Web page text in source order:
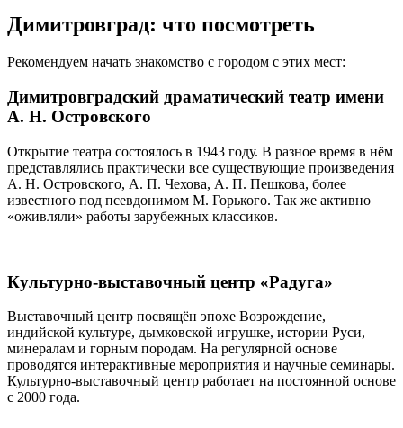
Димитровград: что посмотреть
Рекомендуем начать знакомство с городом с этих мест:
Димитровградский драматический театр имени
А. Н. Островского
Открытие театра состоялось в 1943 году. В разное время в нём
представлялись практически все существующие произведения
А. Н. Островского, А. П. Чехова, А. П. Пешкова, более
известного под псевдонимом М. Горького. Так же активно
«оживляли» работы зарубежных классиков.
Культурно-выставочный центр «Радуга»
Выставочный центр посвящён эпохе Возрождение,
индийской культуре, дымковской игрушке, истории Руси,
минералам и горным породам. На регулярной основе
проводятся интерактивные мероприятия и научные семинары.
Культурно-выставочный центр работает на постоянной основе
с 2000 года.